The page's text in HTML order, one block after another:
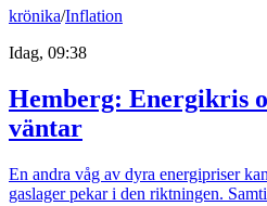
krönika/Inflation
Idag, 09:38
Hemberg: Energikris
väntar
En andra våg av dyra energipriser
gaslager pekar i den riktningen.